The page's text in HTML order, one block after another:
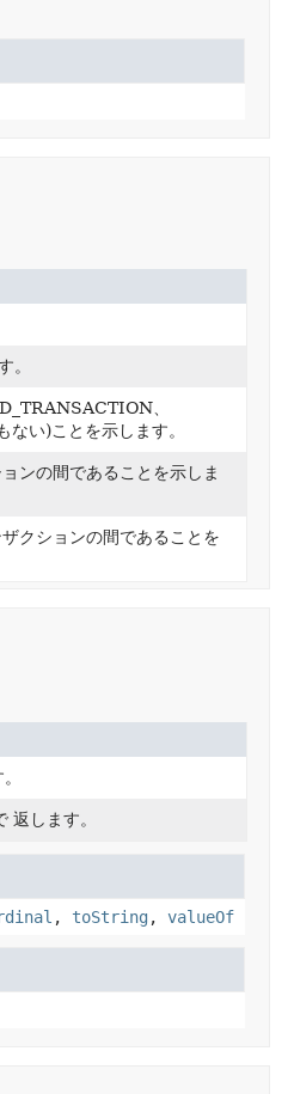
。
、
い)ことを示します。
ンの間であることを示しま
クションの間であることを
返します。
, toString, valueOf